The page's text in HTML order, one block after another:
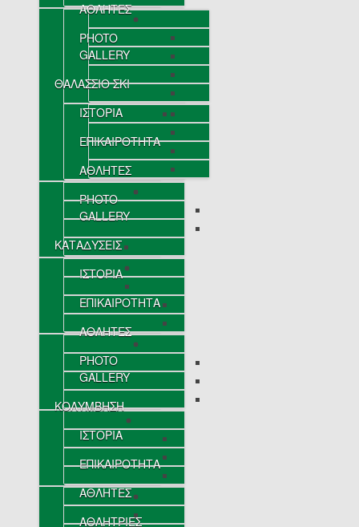
ΑΘΛΗΤΕΣ
PHOTO
GALLERY
ΘΑΛΑΣΣΙΟ ΣΚΙ
ΙΣΤΟΡΙΑ
ΕΠΙΚΑΙΡΟΤΗΤΑ
ΑΘΛΗΤΕΣ
PHOTO
GALLERY
ΚΑΤΑΔΥΣΕΙΣ
ΙΣΤΟΡΙΑ
ΕΠΙΚΑΙΡΟΤΗΤΑ
ΑΘΛΗΤΕΣ
PHOTO
GALLERY
ΚΟΛΥΜΒΗΣΗ
ΙΣΤΟΡΙΑ
ΕΠΙΚΑΙΡΟΤΗΤΑ
ΑΘΛΗΤΕΣ
ΑΘΛΗΤΡΙΕΣ